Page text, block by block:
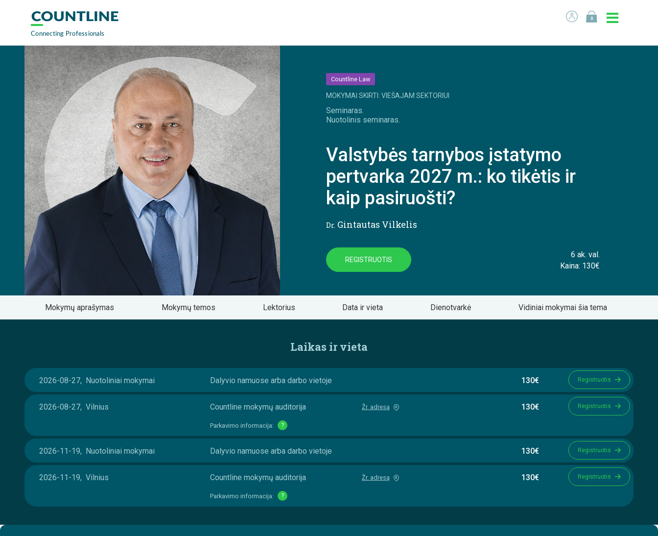
0
Countline Law
MOKYMAI SKIRTI: VIEŠAJAM SEKTORIUI
Seminaras.
Nuotolinis seminaras.
Valstybės tarnybos įstatymo
pertvarka 2027 m.: ko tikėtis ir
kaip pasiruošti?
Dr. Gintautas Vilkelis
REGISTRUOTIS
6 ak. val.
Kaina: 130€
Mokymų aprašymas Mokymų temos Lektorius Data ir vieta Dienotvarkė Vidiniai mokymai šia tema
Laikas ir vieta
2026-08-27, Nuotoliniai mokymai Dalyvio namuose arba darbo vietoje 130€ Registruotis
2026-08-27, Vilnius Countline mokymų auditorija
Parkavimo informacija: ?
Žr. adresą 130€ Registruotis
2026-11-19, Nuotoliniai mokymai Dalyvio namuose arba darbo vietoje 130€ Registruotis
2026-11-19, Vilnius Countline mokymų auditorija
Parkavimo informacija: ?
Žr. adresą 130€ Registruotis